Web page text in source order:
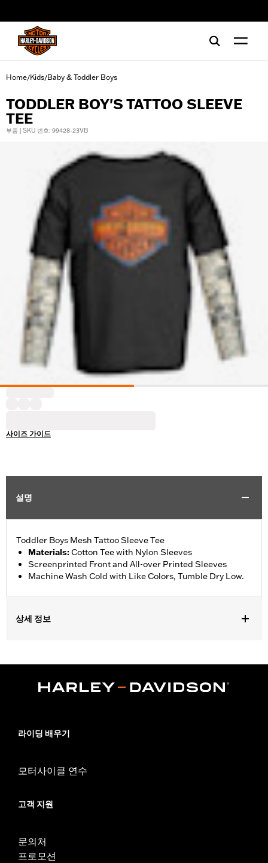
Home/Kids/Baby & Toddler Boys
TODDLER BOY'S TATTOO SLEEVE
TEE
부품 | SKU 번호: 99428-23VB
사이즈 가이드
설명
Toddler Boys Mesh Tattoo Sleeve Tee
Materials:Cotton Tee with Nylon Sleeves
Screenprinted Front and All-over Printed Sleeves
Machine Wash Cold with Like Colors, Tumble Dry Low.
상세 정보
라이딩 배우기
모터사이클 연수
고객 지원
문의처
프로모션